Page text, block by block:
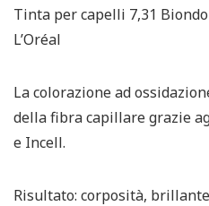
Tinta per capelli 7,31
L’Oréal
La colorazione ad
della fibra capillare grazie
e Incell.
Risultato: corposità,